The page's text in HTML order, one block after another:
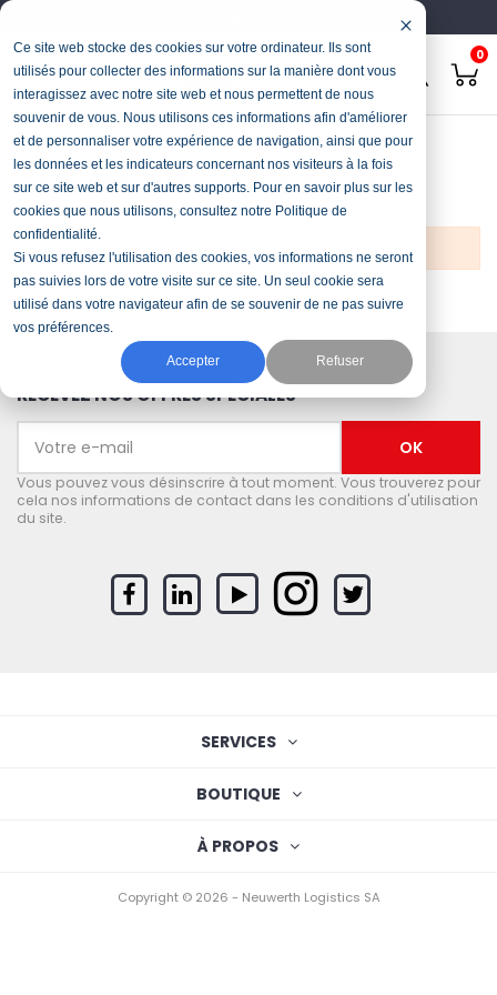
Ce site web stocke des cookies sur votre ordinateur. Ils sont
utilisés pour collecter des informations sur la manière dont vous
interagissez avec notre site web et nous permettent de nous
souvenir de vous. Nous utilisons ces informations afin d'améliorer
et de personnaliser votre expérience de navigation, ainsi que pour
les données et les indicateurs concernant nos visiteurs à la fois
sur ce site web et sur d'autres supports. Pour en savoir plus sur les
cookies que nous utilisons, consultez notre Politique de
confidentialité.
Si vous refusez l'utilisation des cookies, vos informations ne seront
pas suivies lors de votre visite sur ce site. Un seul cookie sera
utilisé dans votre navigateur afin de se souvenir de ne pas suivre
vos préférences.
Accepter Refuser
0
Accueil Stock & Occasions Chariot-élévateur à gaz
Chariot-élévateur à gaz
Aucun produit à afficher.
RECEVEZ NOS OFFRES SPÉCIALES
Vous pouvez vous désinscrire à tout moment. Vous trouverez pour
cela nos informations de contact dans les conditions d'utilisation
du site.
SERVICES
BOUTIQUE
À PROPOS
Copyright © 2026 - Neuwerth Logistics SA